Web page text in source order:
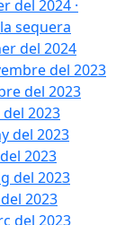
del 2024 ·
sequera
del 2024
del 2023
del 2023
2023
del 2023
2023
del 2023
2023
del 2023